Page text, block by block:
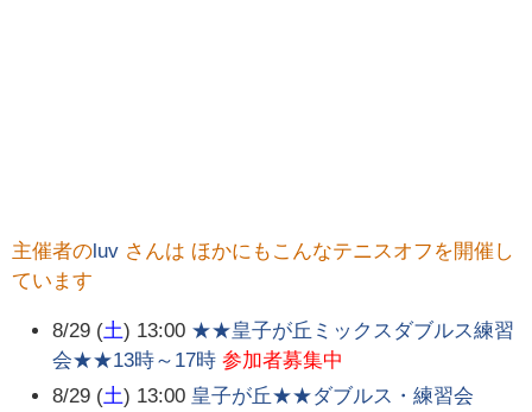
主催者の luv さんは ほかにもこんなテニスオフを開催し
ています
8/29 (土) 13:00 ★★皇子が丘ミックスダブルス練習
会★★13時～17時 参加者募集中
8/29 (土) 13:00 皇子が丘★★ダブルス・練習会